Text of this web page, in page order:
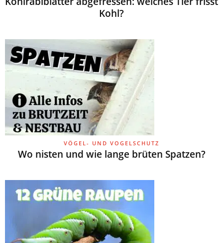
Kohl?
VÖGEL- UND VOGELSCHUTZ
Wo nisten und wie lange brüten Spatzen?